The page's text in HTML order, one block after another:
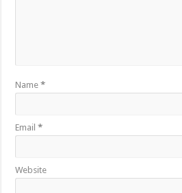
Name*
Email*
Website